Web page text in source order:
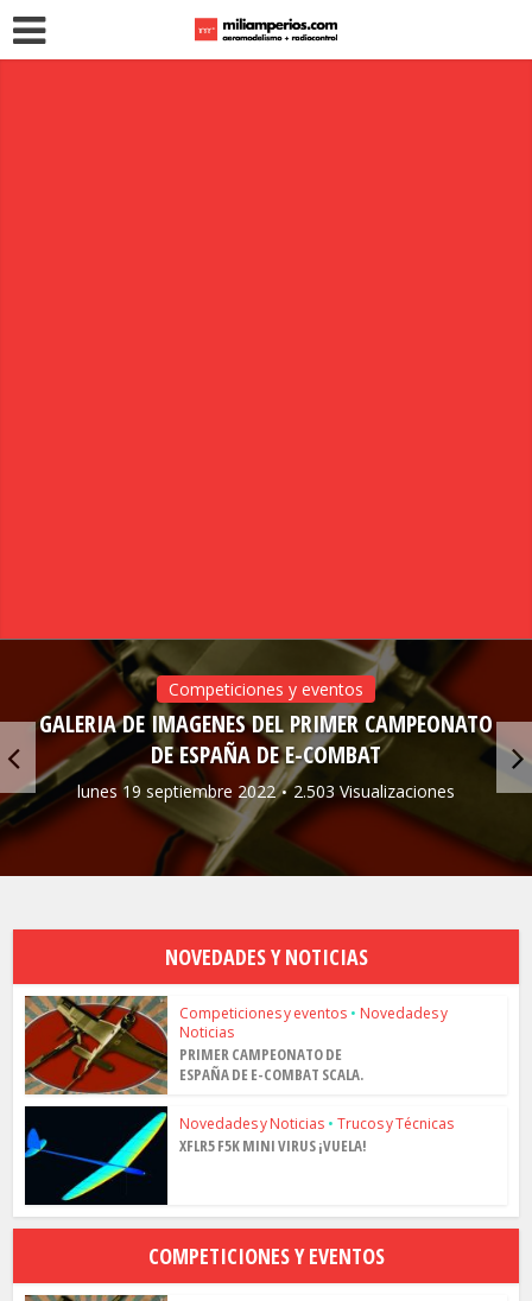
Competiciones y eventos
GALERIA DE IMAGENES DEL PRIMER CAMPEONATO
DE ESPAÑA DE E-COMBAT
lunes 19 septiembre 2022 2.503 Visualizaciones
NOVEDADES Y NOTICIAS
Competiciones y eventos • Novedades y
Noticias
PRIMER CAMPEONATO DE
ESPAÑA DE E-COMBAT SCALA.
Novedades y Noticias • Trucos y Técnicas
XFLR5 F5K MINI VIRUS ¡VUELA!
COMPETICIONES Y EVENTOS